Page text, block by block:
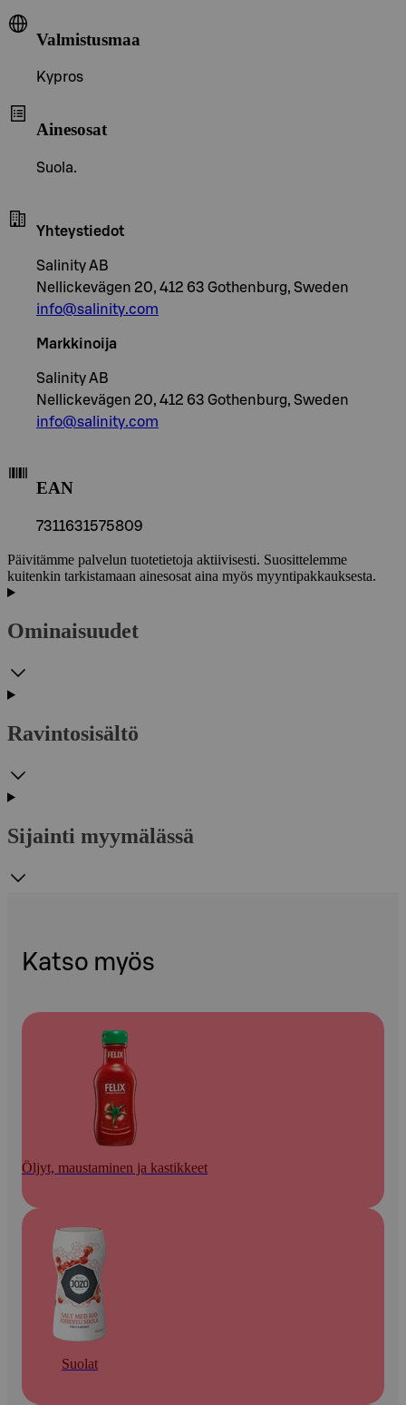
Valmistusmaa
Kypros
Ainesosat
Suola.
Yhteystiedot
Salinity AB
Nellickevägen 20, 412 63 Gothenburg, Sweden
info@salinity.com
Markkinoija
Salinity AB
Nellickevägen 20, 412 63 Gothenburg, Sweden
info@salinity.com
EAN
7311631575809
Päivitämme palvelun tuotetietoja aktiivisesti. Suosittelemme
kuitenkin tarkistamaan ainesosat aina myös myyntipakkauksesta.
Ominaisuudet
Ravintosisältö
Sijainti myymälässä
Katso myös
Öljyt, maustaminen ja kastikkeet
Suolat